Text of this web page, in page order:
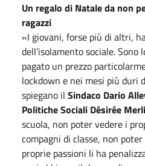
Un regalo di Natale da non
ragazzi
«I giovani, forse più di altri,
dell’isolamento sociale.
pagato un prezzo
lockdown e nei mesi più duri
spiegano il Sindaco Dario
Politiche Sociali Désirée
scuola, non poter vedere i
compagni di classe, non
proprie passioni li ha